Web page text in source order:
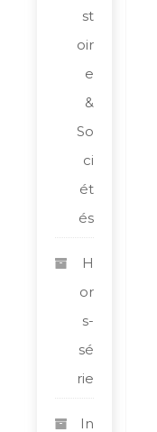
st
oir
e
&
So
ci
ét
és
H
or
s-
sé
rie
In